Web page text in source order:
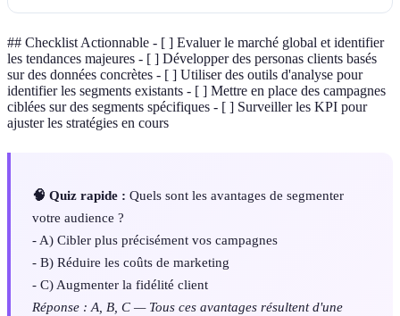
## Checklist Actionnable - [ ] Evaluer le marché global et identifier
les tendances majeures - [ ] Développer des personas clients basés
sur des données concrètes - [ ] Utiliser des outils d'analyse pour
identifier les segments existants - [ ] Mettre en place des campagnes
ciblées sur des segments spécifiques - [ ] Surveiller les KPI pour
ajuster les stratégies en cours
🧠 Quiz rapide : Quels sont les avantages de segmenter
votre audience ?
- A) Cibler plus précisément vos campagnes
- B) Réduire les coûts de marketing
- C) Augmenter la fidélité client
Réponse : A, B, C — Tous ces avantages résultent d'une